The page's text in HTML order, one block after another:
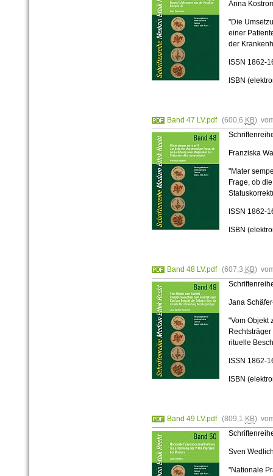
Anna
"Die
einer
der
ISSN 1862-
ISBN
Band 47 LV.pdf (600,6 KB)
Franziska
"Mater
Frage, ob
ISSN 1862-
ISBN
Band 48 LV.pdf (607,3 KB)
Jana
"Vom Objekt
rituelle
ISSN 1862-
ISBN
Band 49 LV.pdf (809,1 KB)
Sven
"Nationale